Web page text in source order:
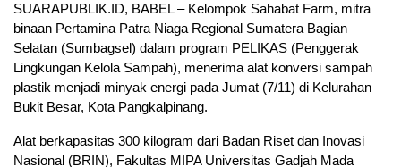
SUARAPUBLIK.ID, BABEL – Kelompok Sahabat Farm, mitra
binaan Pertamina Patra Niaga Regional Sumatera Bagian
Selatan (Sumbagsel) dalam program PELIKAS (Penggerak
Lingkungan Kelola Sampah), menerima alat konversi sampah
plastik menjadi minyak energi pada Jumat (7/11) di Kelurahan
Bukit Besar, Kota Pangkalpinang.
Alat berkapasitas 300 kilogram dari Badan Riset dan Inovasi
Nasional (BRIN), Fakultas MIPA Universitas Gadjah Mada